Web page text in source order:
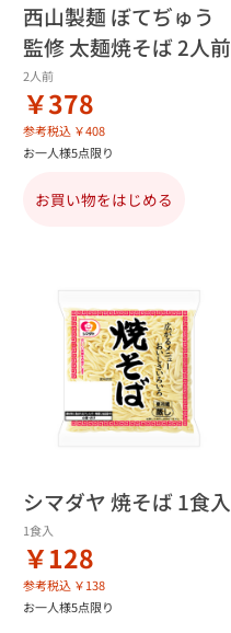
西山製麺 ぼてぢゅう
監修 太麺焼そば 2人前
2人前
￥378
参考税込 ￥408
お一人様5点限り
お買い物をはじめる
シマダヤ 焼そば 1食入
1食入
￥128
参考税込 ￥138
お一人様5点限り